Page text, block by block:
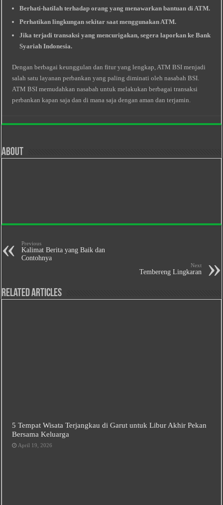
Berhati-hatilah terhadap orang yang menawarkan bantuan di ATM.
Perhatikan lingkungan sekitar saat menggunakan ATM.
Jika terjadi transaksi yang mencurigakan, segera laporkan ke Bank
Syariah Indonesia.
Dengan berbagai keunggulan dan fitur yang lengkap, ATM BSI menjadi
salah satu layanan perbankan yang paling diminati oleh nasabah BSI.
ATM BSI memudahkan nasabah untuk melakukan berbagai transaksi
perbankan kapan saja dan di mana saja dengan aman dan terjamin.
About
Previous
Kalimat Berita yang Baik dan
Contohnya
Next
Tembereng Lingkaran
Related Articles
5 Tempat Wisata Terjangkau di Garut untuk Libur Akhir Pekan
Bersama Keluarga
April 19, 2026